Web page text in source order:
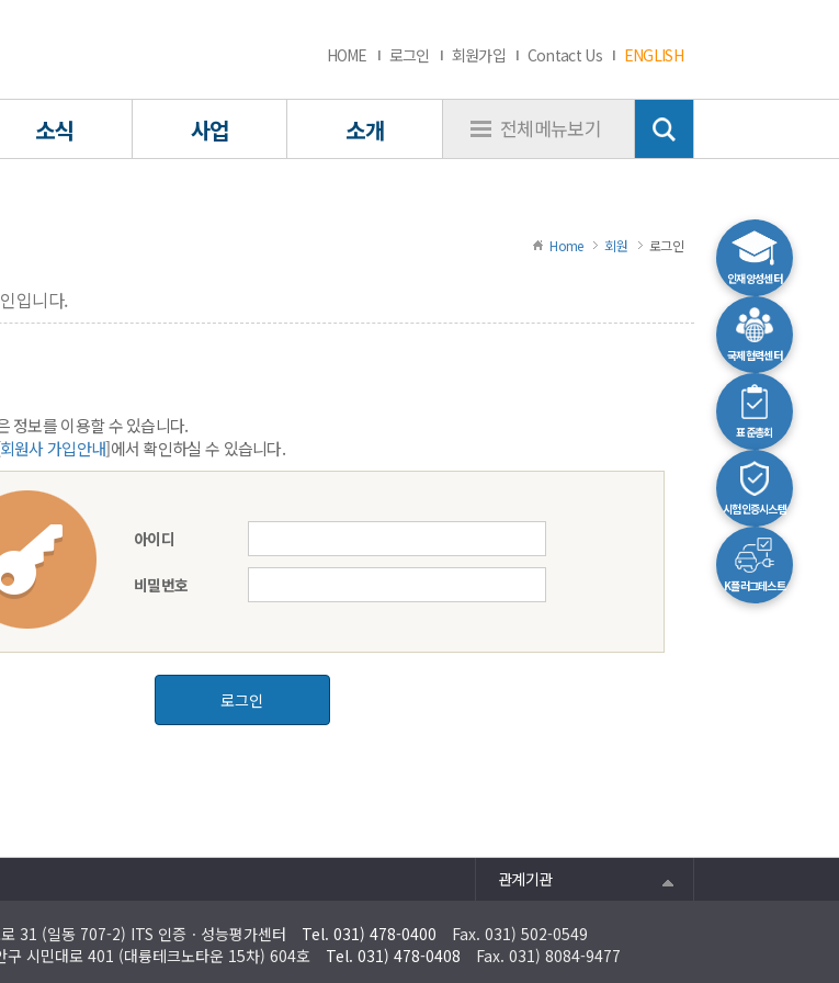
HOME 로그인 회원가입 Contact Us ENGLISH
소식 사업 소개 전체메뉴보기
Home 회원 로그인
입니다.
정보를 이용할 수 있습니다.
회원사 가입안내]에서 확인하실 수 있습니다.
아이디
비밀번호
로그인
관계기관
31 (일동 707-2) ITS 인증ㆍ성능평가센터 Tel. 031) 478-0400
Fax. 031) 502-0549
시민대로 401 (대륭테크노타운 15차) 604호 Tel. 031) 478-0408 Fax. 031) 8084-9477
인재양성센터
국제협력센터
표준총회
시험인증시스템
K플러그테스트